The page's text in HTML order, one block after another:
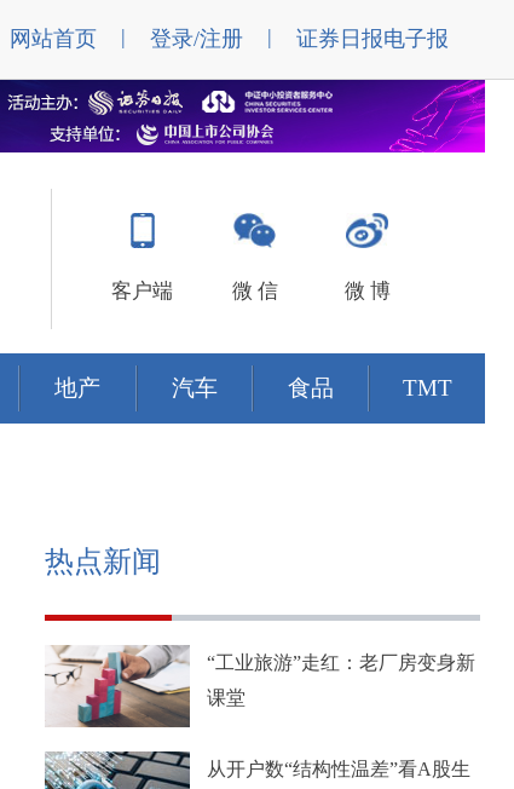
网站首页 | 登录/注册 | 证券日报电子报
客户端 微 信 微 博
地产 汽车 食品 TMT
热点新闻
“工业旅游”走红：老厂房变身新
课堂
从开户数“结构性温差”看A股生